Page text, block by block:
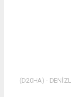
(D20HA) -